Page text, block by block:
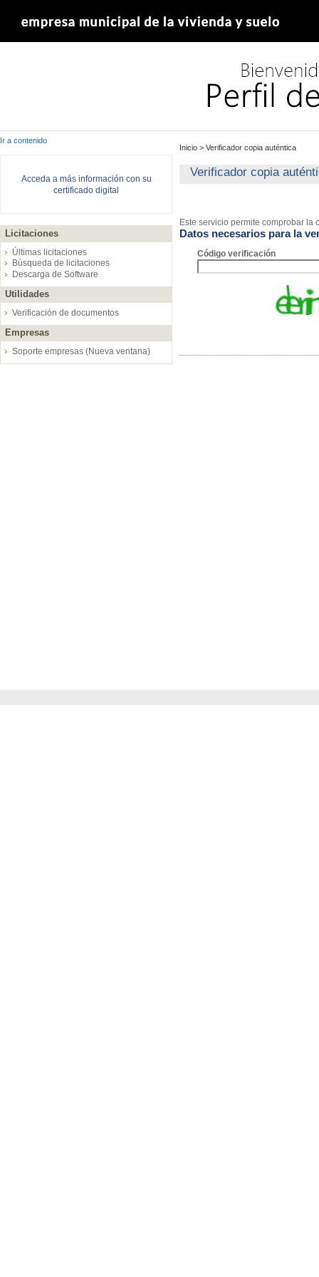
Ir a contenido
Acceda a más información con su
certificado digital
Licitaciones
Últimas licitaciones
Búsqueda de licitaciones
Descarga de Software
Utilidades
Verificación de documentos
Empresas
Soporte empresas (Nueva ventana)
Inicio > Verificador copia auténtica
Verificador copia
Este servicio permite comprobar
Datos necesarios para la
Código verificación